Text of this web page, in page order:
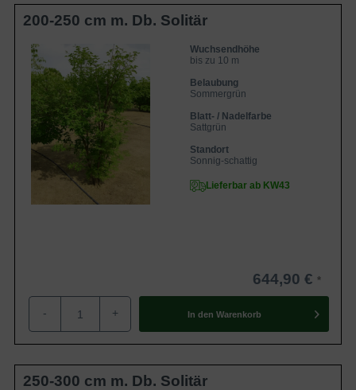
200-250 cm m. Db. Solitär
Wuchsendhöhe
bis zu 10 m
Belaubung
Sommergrün
Blatt- / Nadelfarbe
Sattgrün
Standort
Sonnig-schattig
Lieferbar ab KW43
644,90 €
- + In den Warenkorb
250-300 cm m. Db. Solitär